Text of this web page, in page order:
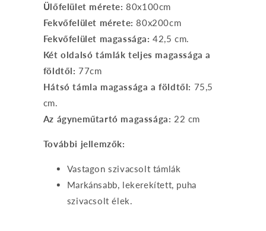
Ülőfelület mérete:80x100cm
Fekvőfelület mérete:80x200cm
Fekvőfelület magassága: 42,5 cm.
Két oldalsó támlák teljes magassága a
földtől: 77cm
Hátsó támla magassága a földtől: 75,5
cm.
Az ágyneműtartó magassága: 22 cm
További jellemzők:
Vastagon szivacsolt támlák
Markánsabb, lekerekített, puha
szivacsolt élek.